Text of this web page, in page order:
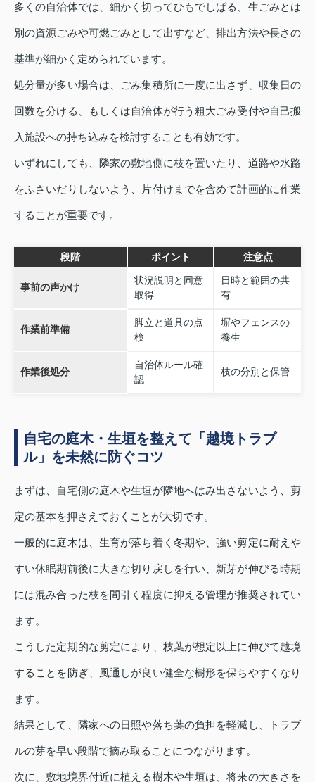
多くの自治体では、細かく切ってひもでしばる、生ごみとは
別の資源ごみや可燃ごみとして出すなど、排出方法や長さの
基準が細かく定められています。
処分量が多い場合は、ごみ集積所に一度に出さず、収集日の
回数を分ける、もしくは自治体が行う粗大ごみ受付や自己搬
入施設への持ち込みを検討することも有効です。
いずれにしても、隣家の敷地側に枝を置いたり、道路や水路
をふさいだりしないよう、片付けまでを含めて計画的に作業
することが重要です。
段階 ポイント 注意点
事前の声かけ
状況説明と同意
取得
日時と範囲の共
有
作業前準備
脚立と道具の点
検
塀やフェンスの
養生
作業後処分
自治体ルール確
認
枝の分別と保管
自宅の庭木・生垣を整えて「越境トラブ
ル」を未然に防ぐコツ
まずは、自宅側の庭木や生垣が隣地へはみ出さないよう、剪
定の基本を押さえておくことが大切です。
一般的に庭木は、生育が落ち着く冬期や、強い剪定に耐えや
すい休眠期前後に大きな切り戻しを行い、新芽が伸びる時期
には混み合った枝を間引く程度に抑える管理が推奨されてい
ます。
こうした定期的な剪定により、枝葉が想定以上に伸びて越境
することを防ぎ、風通しが良い健全な樹形を保ちやすくなり
ます。
結果として、隣家への日照や落ち葉の負担を軽減し、トラブ
ルの芽を早い段階で摘み取ることにつながります。
次に、敷地境界付近に植える樹木や生垣は、将来の大きさを